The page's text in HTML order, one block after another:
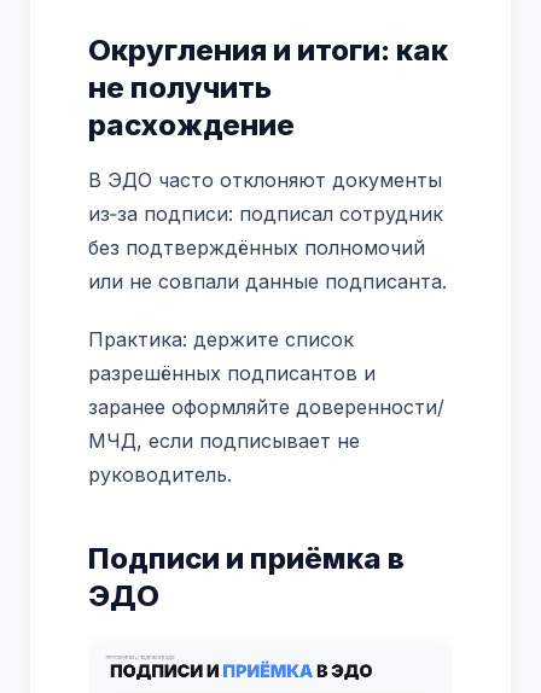
Округления и итоги: как
не получить
расхождение
В ЭДО часто отклоняют документы
из‑за подписи: подписал сотрудник
без подтверждённых полномочий
или не совпали данные подписанта.
Практика: держите список
разрешённых подписантов и
заранее оформляйте доверенности/
МЧД, если подписывает не
руководитель.
Подписи и приёмка в
ЭДО